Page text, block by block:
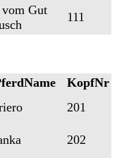
Gut
111
KopfNr
201
202